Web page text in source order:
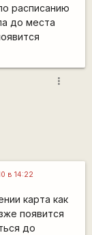
расписанию
до места
more_vert
в 14:22
карта как
появится
до